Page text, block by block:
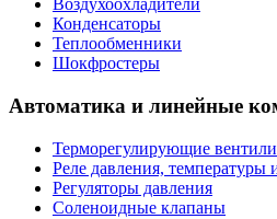
Воздухоохладители
Конденсаторы
Теплообменники
Шокфростеры
Автоматика и линейные
Терморегулирующие вентили
Реле давления, температуры
Регуляторы давления
Соленоидные клапаны